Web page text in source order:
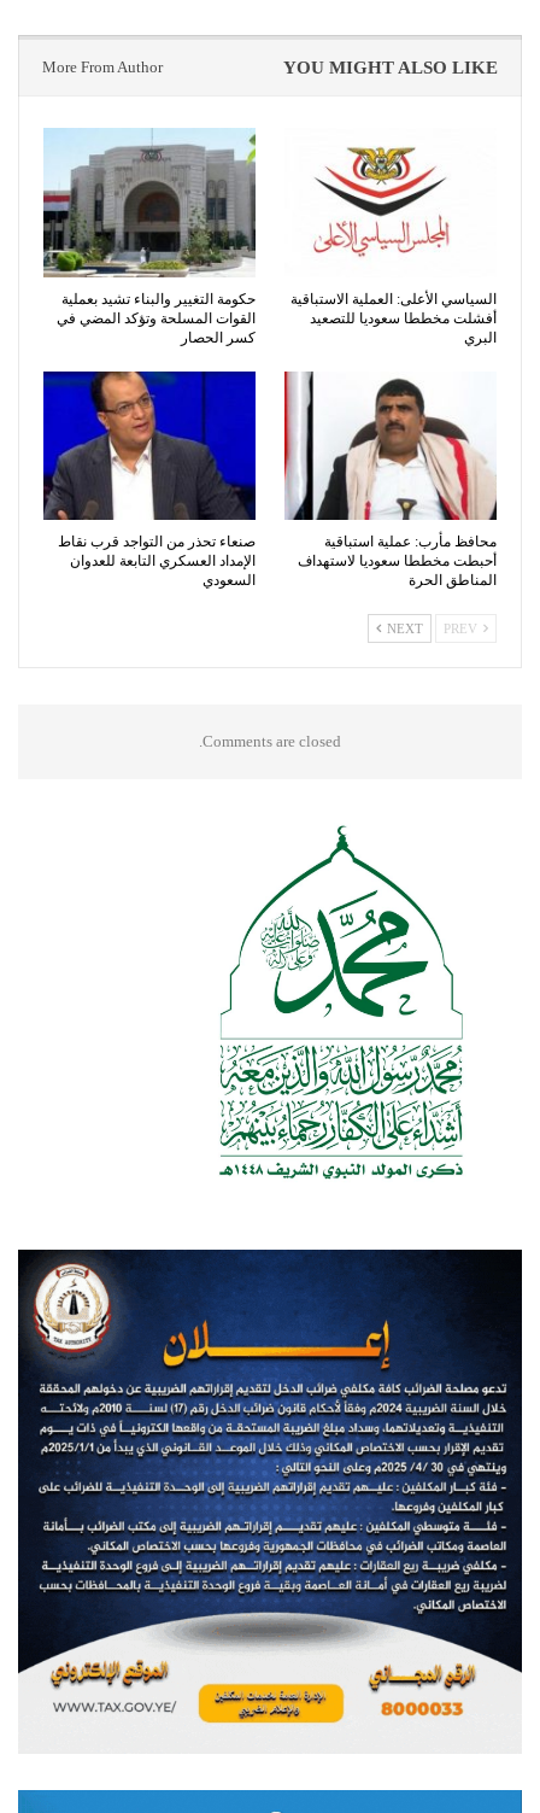
YOU MIGHT ALSO LIKE
More From Author
السياسي الأعلى: العملية الاستباقية
أفشلت مخططا سعوديا للتصعيد
البري
حكومة التغيير والبناء تشيد بعملية
القوات المسلحة وتؤكد المضي في
كسر الحصار
محافظ مأرب: عملية استباقية
أحبطت مخططا سعوديا لاستهداف
المناطق الحرة
صنعاء تحذر من التواجد قرب نقاط
الإمداد العسكري التابعة للعدوان
السعودي
NEXT
Comments are closed.